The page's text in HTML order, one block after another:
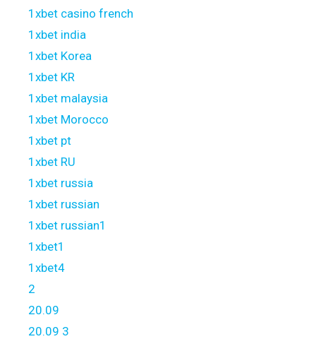
1xbet casino french
1xbet india
1xbet Korea
1xbet KR
1xbet malaysia
1xbet Morocco
1xbet pt
1xbet RU
1xbet russia
1xbet russian
1xbet russian1
1xbet1
1xbet4
2
20.09
20.09 3